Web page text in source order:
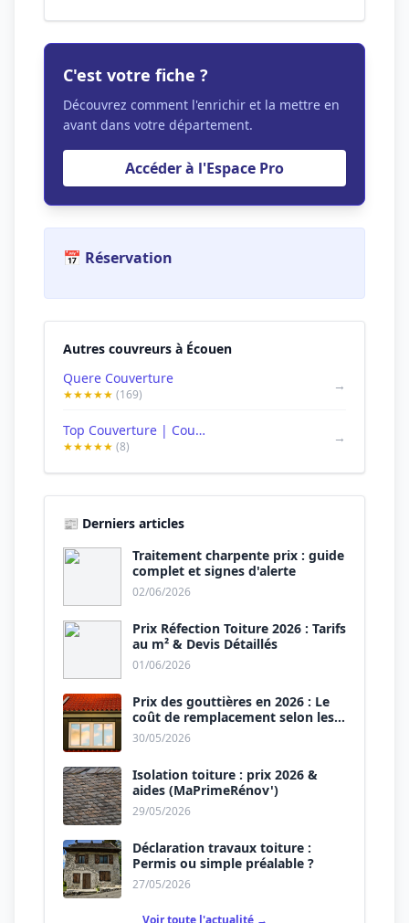
C'est votre fiche ?
Découvrez comment l'enrichir et la mettre en
avant dans votre département.
Accéder à l'Espace Pro
📅 Réservation
Autres couvreurs à Écouen
Quere Couverture
★★★★★ (169)
→
Top Couverture | Couvreur Ecouen | Couvreur 95
★★★★★ (8)
→
📰 Derniers articles
Traitement charpente prix : guide
complet et signes d'alerte
02/06/2026
Prix Réfection Toiture 2026 : Tarifs
au m² & Devis Détaillés
01/06/2026
Prix des gouttières en 2026 : Le
coût de remplacement selon les
matériaux
30/05/2026
Isolation toiture : prix 2026 &
aides (MaPrimeRénov')
29/05/2026
Déclaration travaux toiture :
Permis ou simple préalable ?
27/05/2026
Voir toute l'actualité →